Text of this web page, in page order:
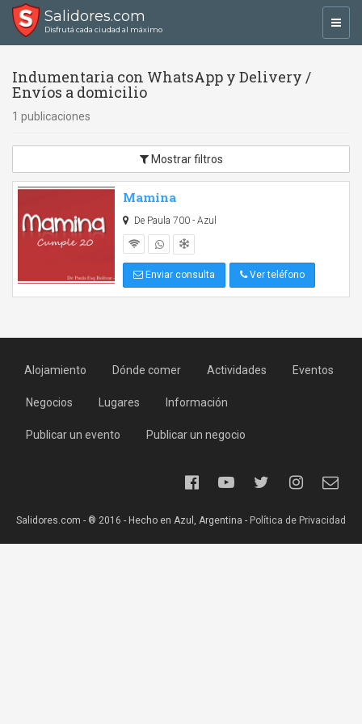
Salidores.com
Disfrutá cada ciudad al máximo
Indumentaria con WhatsApp y Delivery /
Envíos a domicilio
1 publicaciones
Mostrar filtros
Mamina
De Paula 700 - Azul
Enviar consulta Ver teléfono
Alojamiento Dónde comer Actividades Eventos
Negocios Lugares Información
Publicar un evento Publicar un negocio
Salidores.com - ® 2016 - Hecho en Azul, Argentina - Política de Privacidad